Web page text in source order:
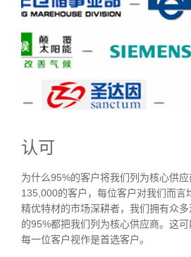
认可
为什么95%的客户将我们列为核心供
135,000的客户，每位客户对我们而言
精优特材的市场深耕者，我们拥有众
的95%都把我们列为核心供应商。这
每一位客户视作是首选客户。